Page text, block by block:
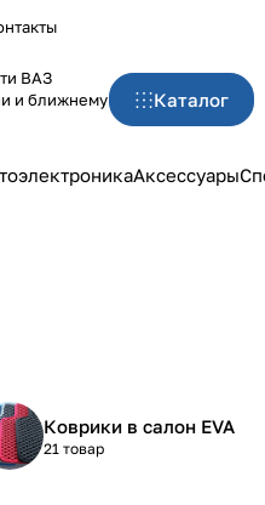
ВАЗ
и ближнему
Каталог
Аксессуары
Коврики в салон EVA
21 товар